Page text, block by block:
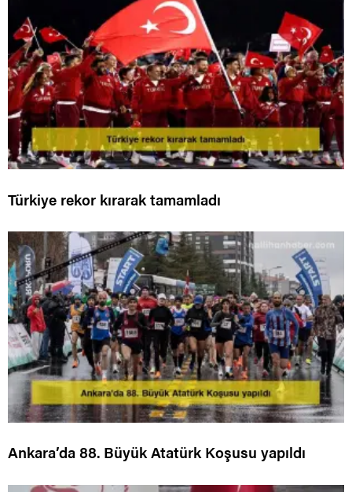
Türkiye rekor kırarak tamamladı
Ankara’da 88. Büyük Atatürk Koşusu yapıldı